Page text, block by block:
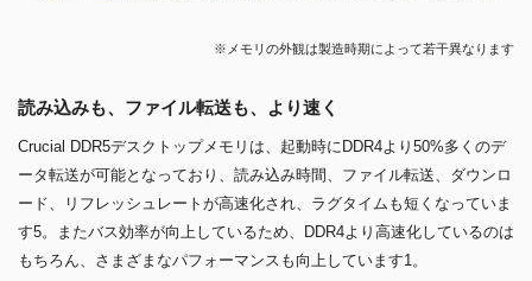
※メモリの外観は製造時期によって若干異なります
読み込みも、ファイル転送も、より速く
Crucial DDR5デスクトップメモリは、起動時にDDR4より50%多くのデ
ータ転送が可能となっており、読み込み時間、ファイル転送、ダウンロ
ード、リフレッシュレートが高速化され、ラグタイムも短くなっていま
す5。またバス効率が向上しているため、DDR4より高速化しているのは
もちろん、さまざまなパフォーマンスも向上しています1。